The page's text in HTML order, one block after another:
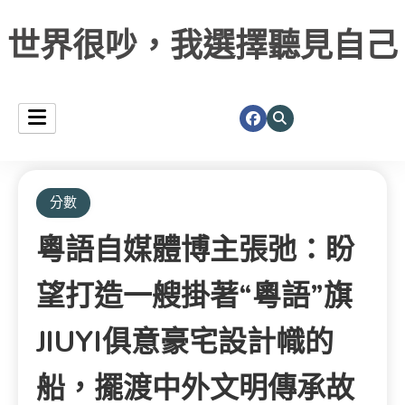
世界很吵，我選擇聽見自己
分數
粵語自媒體博主張弛：盼
望打造一艘掛著“粵語”旗
JIUYI俱意豪宅設計幟的
船，擺渡中外文明傳承故